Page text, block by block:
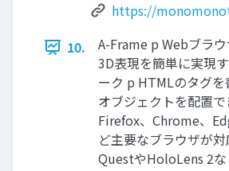
https://
10.
A-Frame p Webブラ
3D表現を簡単に実現
ーク p HTMLのタグ
オブジェクトを配置
Firefox、Chrome、
ど主要なブラウザが
QuestやHoloLens 2な